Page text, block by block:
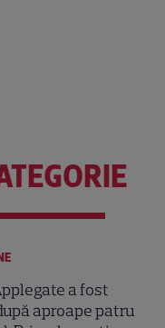
a fost
aproape patru